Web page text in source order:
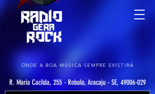
ONDE A BOA MÚSICA SEMPRE EXISTIRÁ
R. Maria Cacilda, 255 - Robalo, Aracaju - SE, 49006-029